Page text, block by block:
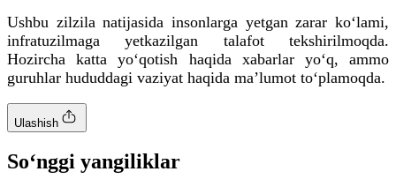
Ushbu zilzila natijasida insonlarga yetgan zarar ko‘lami,
infratuzilmaga yetkazilgan talafot tekshirilmoqda.
Hozircha katta yo‘qotish haqida xabarlar yo‘q, ammo
guruhlar hududdagi vaziyat haqida maʼlumot to‘plamoqda.
Ulashish
So‘nggi yangiliklar